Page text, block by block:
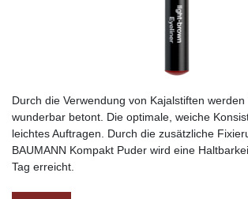
Durch die Verwendung von Kajalstiften werden
wunderbar betont. Die optimale, weiche
leichtes Auftragen. Durch die zusätzliche
BAUMANN Kompakt Puder wird eine
Tag erreicht.